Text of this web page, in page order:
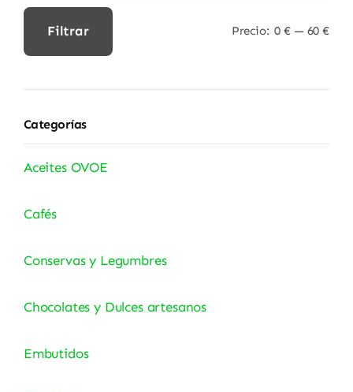
Filtrar Precio: 0 € — 60 €
Categorías
Aceites OVOE
Cafés
Conservas y Legumbres
Chocolates y Dulces artesanos
Embutidos